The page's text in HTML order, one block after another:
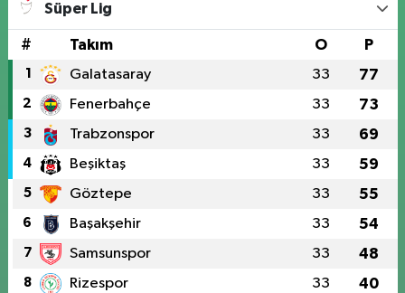
Süper Lig
# Takım O P
1 Galatasaray 33 77
2 Fenerbahçe 33 73
3 Trabzonspor 33 69
4 Beşiktaş 33 59
5 Göztepe 33 55
6 Başakşehir 33 54
7 Samsunspor 33 48
8 Rizespor 33 40